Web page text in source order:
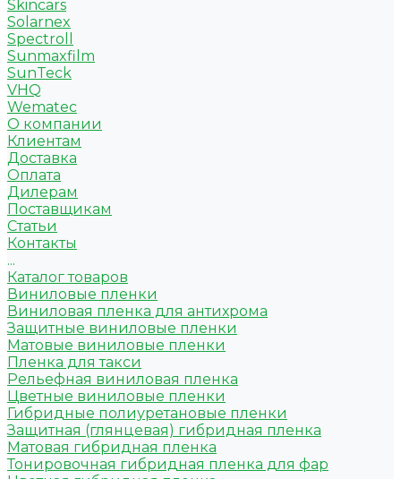
Skincars
Solarnex
Spectroll
Sunmaxfilm
SunTeck
VHQ
Wematec
О компании
Клиентам
Доставка
Оплата
Дилерам
Поставщикам
Статьи
Контакты
...
Каталог товаров
Виниловые пленки
Виниловая пленка для антихрома
Защитные виниловые пленки
Матовые виниловые пленки
Пленка для такси
Рельефная виниловая пленка
Цветные виниловые пленки
Гибридные полиуретановые пленки
Защитная (глянцевая) гибридная пленка
Матовая гибридная пленка
Тонировочная гибридная пленка для фар